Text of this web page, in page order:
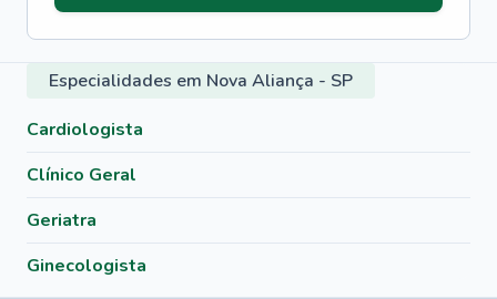
Especialidades em Nova Aliança - SP
Cardiologista
Clínico Geral
Geriatra
Ginecologista